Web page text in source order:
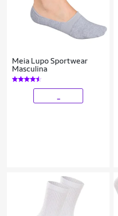
Meia Lupo Sportwear
Masculina